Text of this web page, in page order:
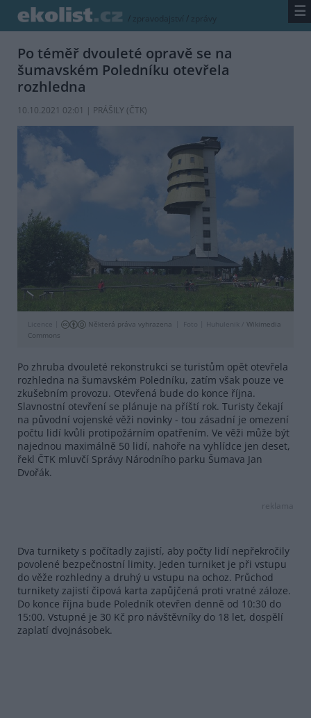
/ zpravodajství / zprávy ☰
Po téměř dvouleté opravě se na
šumavském Poledníku otevřela
rozhledna
10.10.2021 02:01 | PRÁŠILY (ČTK)
Licence | Některá práva vyhrazena Foto | Huhulenik / Wikimedia
Commons
Po zhruba dvouleté rekonstrukci se turistům opět otevřela
rozhledna na šumavském Poledníku, zatím však pouze ve
zkušebním provozu. Otevřená bude do konce října.
Slavnostní otevření se plánuje na příští rok. Turisty čekají
na původní vojenské věži novinky - tou zásadní je omezení
počtu lidí kvůli protipožárním opatřením. Ve věži může být
najednou maximálně 50 lidí, nahoře na vyhlídce jen deset,
řekl ČTK mluvčí Správy Národního parku Šumava Jan
Dvořák.
reklama
Dva turnikety s počítadly zajistí, aby počty lidí nepřekročily
povolené bezpečnostní limity. Jeden turniket je při vstupu
do věže rozhledny a druhý u vstupu na ochoz. Průchod
turnikety zajistí čipová karta zapůjčená proti vratné záloze.
Do konce října bude Poledník otevřen denně od 10:30 do
15:00. Vstupné je 30 Kč pro návštěvníky do 18 let, dospělí
zaplatí dvojnásobek.